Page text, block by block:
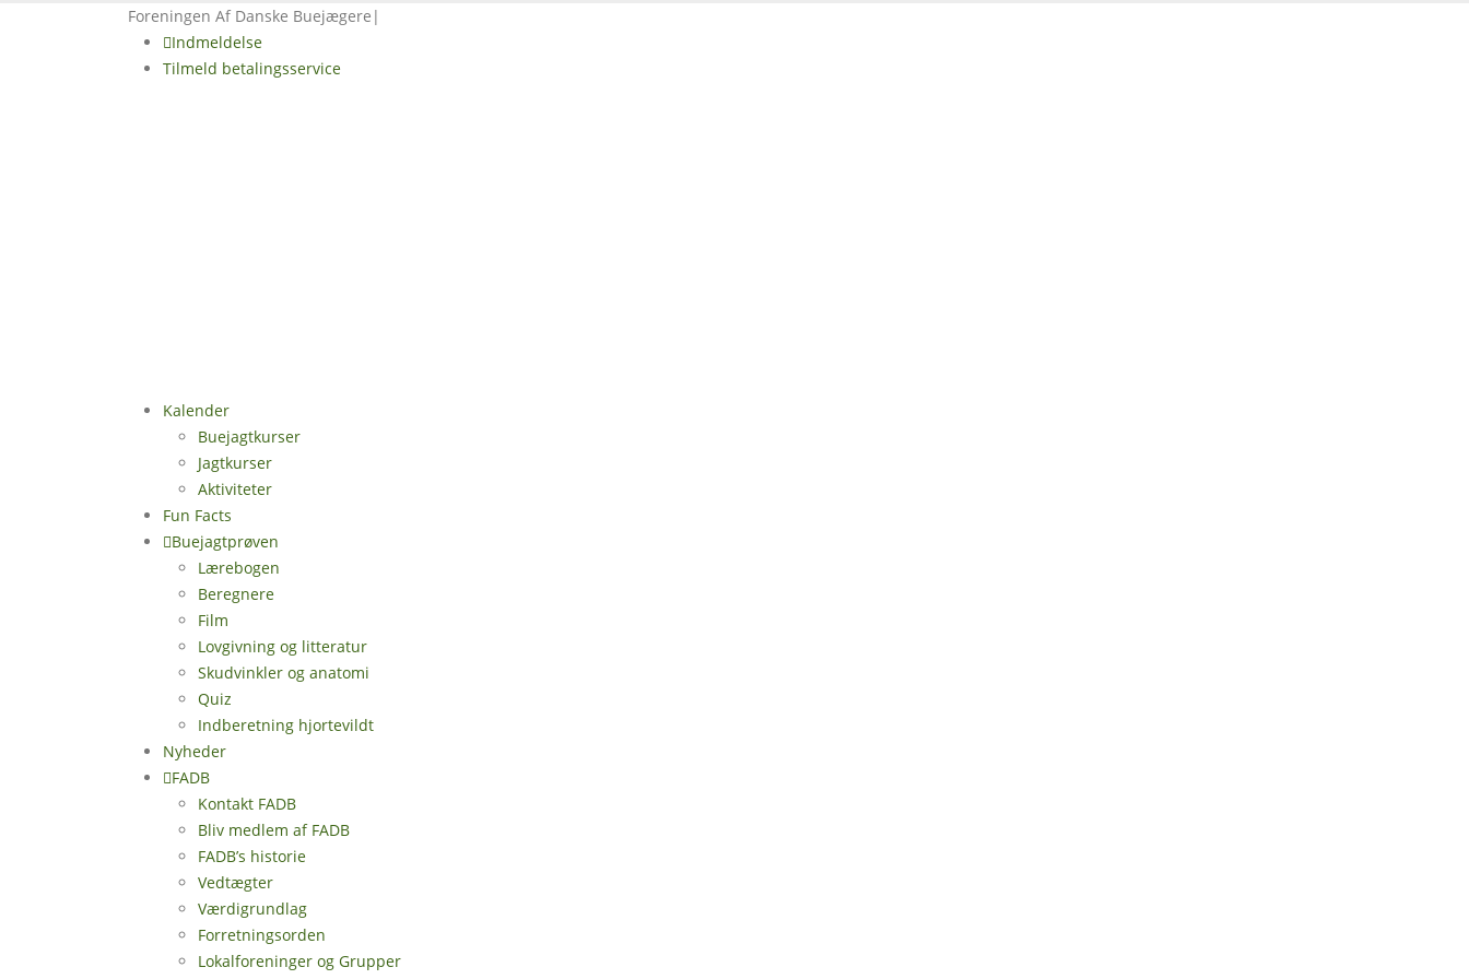
Foreningen Af Danske Buejægere |
Indmeldelse
Tilmeld betalingsservice
Kalender
Buejagtkurser
Jagtkurser
Aktiviteter
Fun Facts
Buejagtprøven
Lærebogen
Beregnere
Film
Lovgivning og litteratur
Skudvinkler og anatomi
Quiz
Indberetning hjortevildt
Nyheder
FADB
Kontakt FADB
Bliv medlem af FADB
FADB’s historie
Vedtægter
Værdigrundlag
Forretningsorden
Lokalforeninger og Grupper